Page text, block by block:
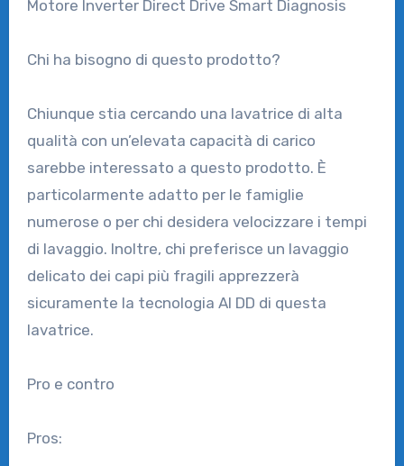
Motore Inverter Direct Drive Smart Diagnosis
Chi ha bisogno di questo prodotto?
Chiunque stia cercando una lavatrice di alta
qualità con un’elevata capacità di carico
sarebbe interessato a questo prodotto. È
particolarmente adatto per le famiglie
numerose o per chi desidera velocizzare i tempi
di lavaggio. Inoltre, chi preferisce un lavaggio
delicato dei capi più fragili apprezzerà
sicuramente la tecnologia AI DD di questa
lavatrice.
Pro e contro
Pros: